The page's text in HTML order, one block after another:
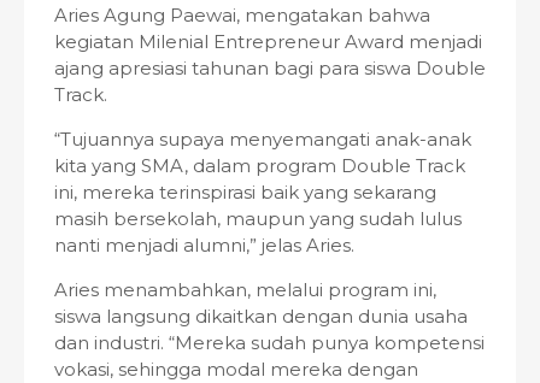
Aries Agung Paewai, mengatakan bahwa
kegiatan Milenial Entrepreneur Award menjadi
ajang apresiasi tahunan bagi para siswa Double
Track.
“Tujuannya supaya menyemangati anak-anak
kita yang SMA, dalam program Double Track
ini, mereka terinspirasi baik yang sekarang
masih bersekolah, maupun yang sudah lulus
nanti menjadi alumni,” jelas Aries.
Aries menambahkan, melalui program ini,
siswa langsung dikaitkan dengan dunia usaha
dan industri. “Mereka sudah punya kompetensi
vokasi, sehingga modal mereka dengan